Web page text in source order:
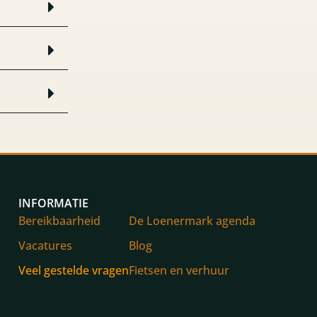
INFORMATIE
Bereikbaarheid
Vacatures
Veel gestelde vragen
De Loenermark agenda
Blog
Fietsen en verhuur